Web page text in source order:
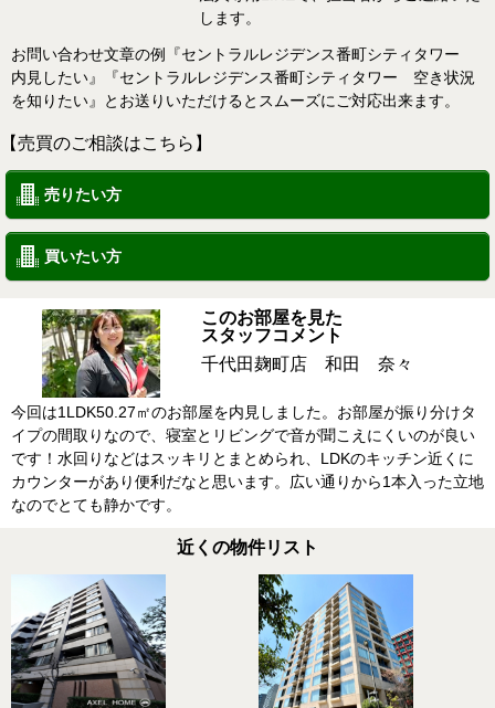
します。
お問い合わせ文章の例『セントラルレジデンス番町シティタワー
内見したい』『セントラルレジデンス番町シティタワー 空き状況
を知りたい』とお送りいただけるとスムーズにご対応出来ます。
【売買のご相談はこちら】
売りたい方
買いたい方
このお部屋を見た
スタッフコメント
千代田麹町店 和田 奈々
今回は1LDK50.27㎡のお部屋を内見しました。お部屋が振り分けタ
イプの間取りなので、寝室とリビングで音が聞こえにくいのが良い
です！水回りなどはスッキリとまとめられ、LDKのキッチン近くに
カウンターがあり便利だなと思います。広い通りから1本入った立地
なのでとても静かです。
近くの物件リスト